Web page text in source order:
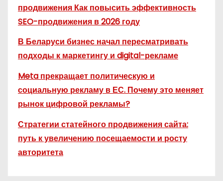
продвижения Как повысить эффективность
SEO-продвижения в 2026 году
В Беларуси бизнес начал пересматривать
подходы к маркетингу и digital-рекламе
Meta прекращает политическую и
социальную рекламу в ЕС. Почему это меняет
рынок цифровой рекламы?
Стратегии статейного продвижения сайта:
путь к увеличению посещаемости и росту
авторитета